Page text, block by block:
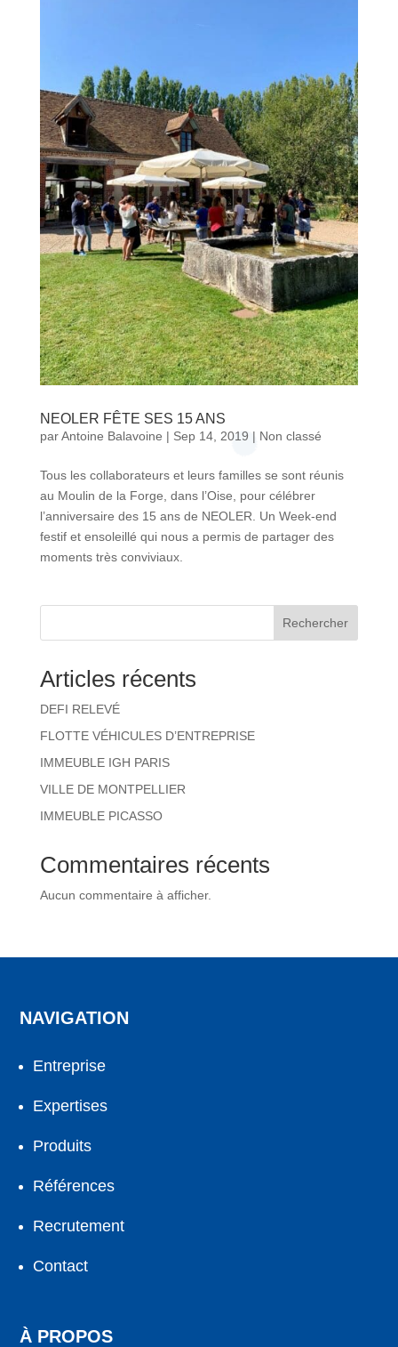
NEOLER FÊTE SES 15 ANS
parAntoine Balavoine | Sep 14, 2019 | Non classé
Tous les collaborateurs et leurs familles se sont réunis
au Moulin de la Forge, dans l’Oise, pour célébrer
l’anniversaire des 15 ans de NEOLER. Un Week-end
festif et ensoleillé qui nous a permis de partager des
moments très conviviaux.
Rechercher
Articles récents
DEFI RELEVÉ
FLOTTE VÉHICULES D’ENTREPRISE
IMMEUBLE IGH PARIS
VILLE DE MONTPELLIER
IMMEUBLE PICASSO
Commentaires récents
Aucun commentaire à afficher.
NAVIGATION
Entreprise
Expertises
Produits
Références
Recrutement
Contact
À PROPOS